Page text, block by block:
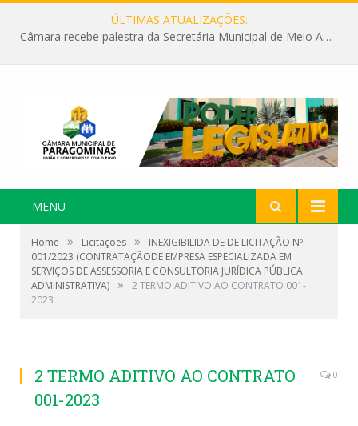
ÚLTIMAS ATUALIZAÇÕES:
Câmara recebe palestra da Secretária Municipal de Meio Ambiente sobre as ações da “SEMANA DO MEIO AMBIENTE”
MENU
Home » Licitações »
INEXIGIBILIDA DE DE LICITAÇÃO Nº
001/2023 (CONTRATAÇÃODE EMPRESA ESPECIALIZADA EM
SERVIÇOS DE ASSESSORIA E CONSULTORIA JURÍDICA PÚBLICA
ADMINISTRATIVA) »
2 TERMO ADITIVO AO CONTRATO 001-
2023
2 TERMO ADITIVO AO CONTRATO
001-2023
0